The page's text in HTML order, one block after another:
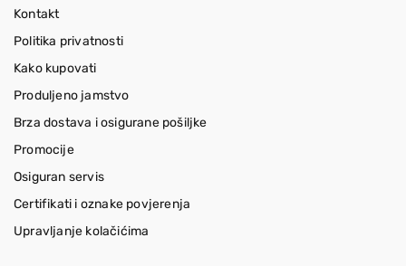
Kontakt
Politika privatnosti
Kako kupovati
Produljeno jamstvo
Brza dostava i osigurane pošiljke
Promocije
Osiguran servis
Certifikati i oznake povjerenja
Upravljanje kolačićima